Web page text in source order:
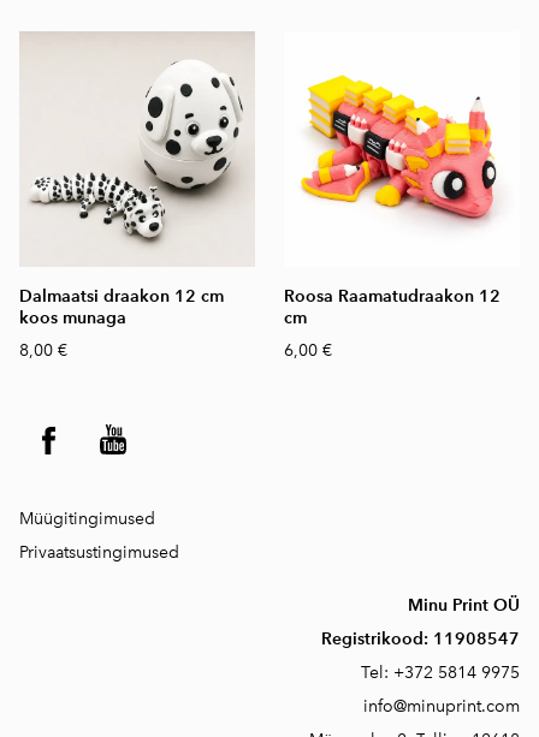
Dalmaatsi draakon 12 cm
koos munaga
8,00 €
Roosa Raamatudraakon 12
cm
6,00 €
Müügitingimused
Privaatsustingimused
Minu Print OÜ
Registrikood: 11908547
Tel: +372 5814 9975
info@minuprint.com